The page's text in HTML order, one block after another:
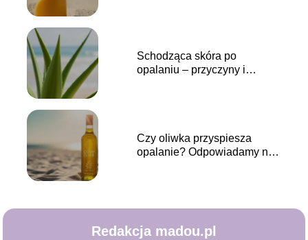
Schodząca skóra po
opalaniu – przyczyny i
Czy oliwka przyspiesza
opalanie? Odpowiadamy na
Redakcja madou.pl